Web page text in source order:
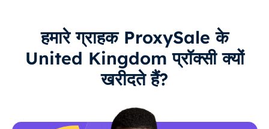
हमारे ग्राहक ProxySale के
United Kingdom प्रॉक्सी क्यों
खरीदते हैं?